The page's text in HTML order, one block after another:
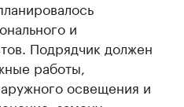
и
Подрядчик должен
работы,
освещения и